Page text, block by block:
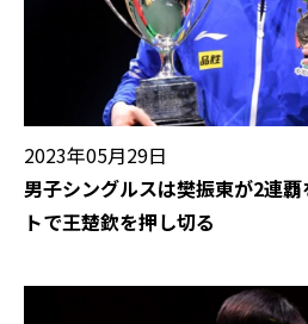
2023年05月29日
男子シングルスは樊振東が2連
トで王楚欽を押し切る